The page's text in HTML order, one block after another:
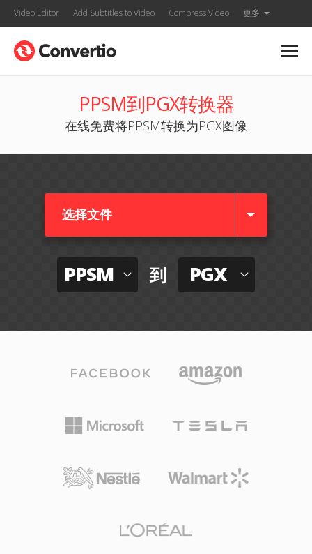
Video Editor Add Subtitles to Video Compress Video 更多
PPSM到PGX转换器
在线免费将PPSM转换为PGX图像
选择文件
PPSM 到 PGX